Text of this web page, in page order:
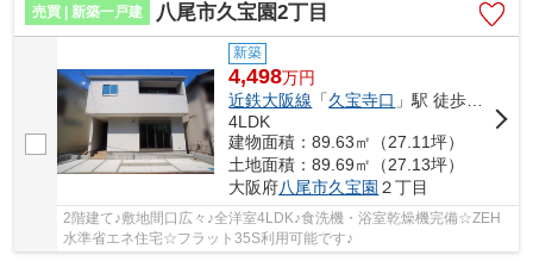
売買 | 新築一戸建 八尾市久宝園2丁目
新築
4,498万円
近鉄大阪線 「久宝寺口 」駅 徒歩7分
4LDK
建物面積：89.63㎡（27.11坪）
土地面積：89.69㎡（27.13坪）
大阪府八尾市久宝園 ２丁目
2階建て♪敷地間口広々♪全洋室4LDK♪食洗機・浴室乾燥機完備☆ZEH
水準省エネ住宅☆フラット35S利用可能です♪